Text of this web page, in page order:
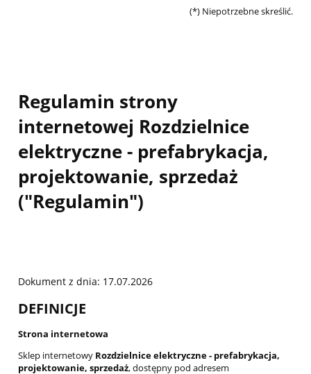
(*) Niepotrzebne skreślić.
Regulamin strony
internetowej Rozdzielnice
elektryczne - prefabrykacja,
projektowanie, sprzedaż
("Regulamin")
Dokument z dnia: 17.07.2026
DEFINICJE
Strona internetowa
Sklep internetowy Rozdzielnice elektryczne - prefabrykacja,
projektowanie, sprzedaż, dostępny pod adresem